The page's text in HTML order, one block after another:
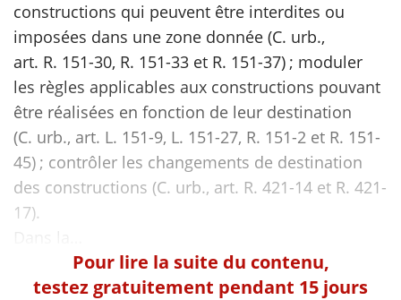
constructions qui peuvent être interdites ou
imposées dans une zone donnée (C. urb.,
art. R. 151-30, R. 151-33 et R. 151-37) ; moduler
les règles applicables aux constructions pouvant
être réalisées en fonction de leur destination
(C. urb., art. L. 151-9, L. 151-27, R. 151-2 et R. 151-
45) ; contrôler les changements de destination
des constructions (C. urb., art. R. 421-14 et R. 421-
17).
Pour lire la suite du contenu,
testez gratuitement pendant 15 jours